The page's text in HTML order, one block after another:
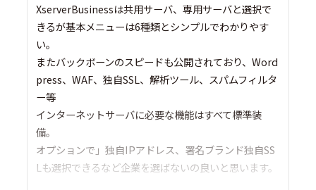
XserverBusinessは共用サーバ、専用サーバと選択で
きるが基本メニューは6種類とシンプルでわかりやす
い。
またバックボーンのスピードも公開されており、Word
press、WAF、独自SSL、解析ツール、スパムフィルタ
ー等
インターネットサーバに必要な機能はすべて標準装
備。
オプションで」独自IPアドレス、署名ブランド独自SS
Lも選択できるなど企業を選ばないの良いと思います。